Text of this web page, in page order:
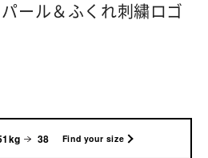
ール＆ふくれ刺繍ロゴ
38 Find your size